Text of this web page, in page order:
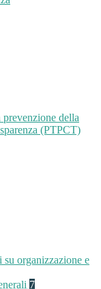
della
(PTPCT)
organizzazione e
7